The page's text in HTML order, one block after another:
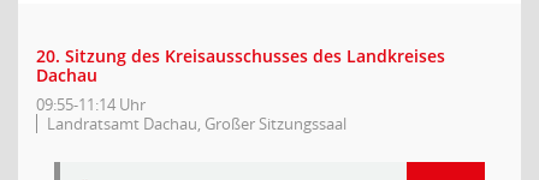
20. Sitzung des Kreisausschusses des Landkreises
Dachau
09:55-11:14 Uhr
Landratsamt Dachau, Großer Sitzungssaal